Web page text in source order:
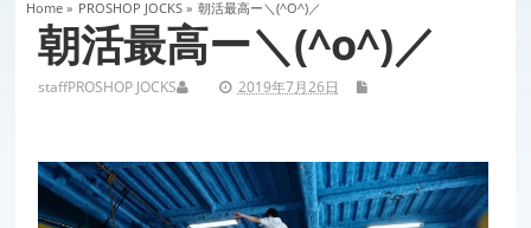
Home» PROSHOP JOCKS » 朝活最高ー＼(^o^)／
朝活最高ー＼(^o^)／
staff 2019年7月26日
PROSHOP JOCKS